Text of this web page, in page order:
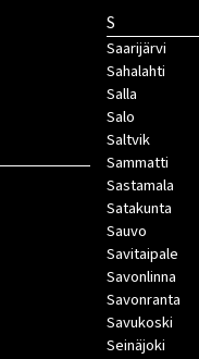
S
Saarijärvi
Sahalahti
Salla
Salo
Saltvik
Sammatti
Sastamala
Satakunta
Sauvo
Savitaipale
Savonlinna
Savonranta
Savukoski
Seinäjoki